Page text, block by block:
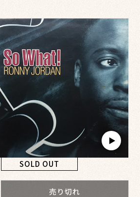
商品情
報にス
キップ
▶︎
SOLD OUT
売り切れ